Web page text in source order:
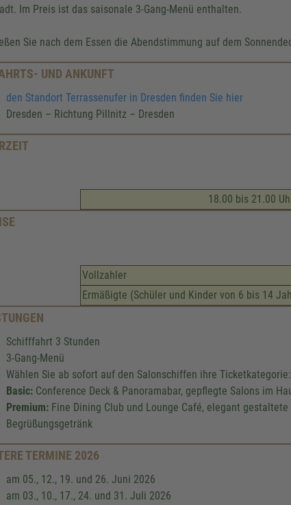
Im Preis ist das saisonale 3-Gang-Menü enthalten.
Sie nach dem Essen die Abendstimmung auf dem
UND ANKUNFT
den Standort Terrassenufer in Dresden finden Sie hier
Dresden – Richtung Pillnitz – Dresden
18.00 bis 21.00
Vollzahler
Ermäßigte (Schüler und Kinder von 6 bis 14
Schifffahrt 3 Stunden
3-Gang-Menü
Wählen Sie ab sofort auf den Salonschiffen ihre Ticketkategorie:
Basic: Conference Deck & Panoramabar, gepflegte Salons im
Premium: Fine Dining Club und Lounge Café, elegant
Begrüßungsgetränk
TERMINE 2026
am 05., 12., 19. und 26. Juni 2026
am 03., 10., 17., 24. und 31. Juli 2026